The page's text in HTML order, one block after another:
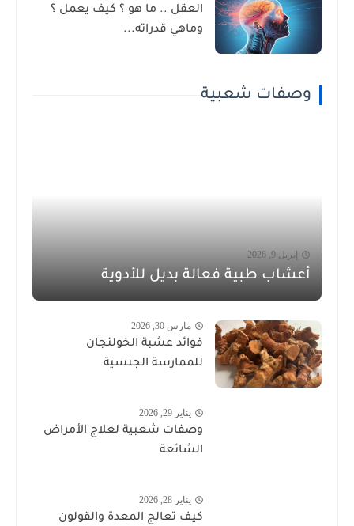
العقل .. ما هو ؟ كيف يعمل ؟
وماهي قدراته...
وصفات شعبية
إبريل 9, 2026
أعشاب طبية فعالة بديل للأدوية
مارس 30, 2026
فوائد عشبة الخولنجان
للممارسة الجنسية
يناير 29, 2026
وصفات شعبية لعلاج الأمراض
الشائعة
يناير 28, 2026
كيف تعالج المعدة والقولون